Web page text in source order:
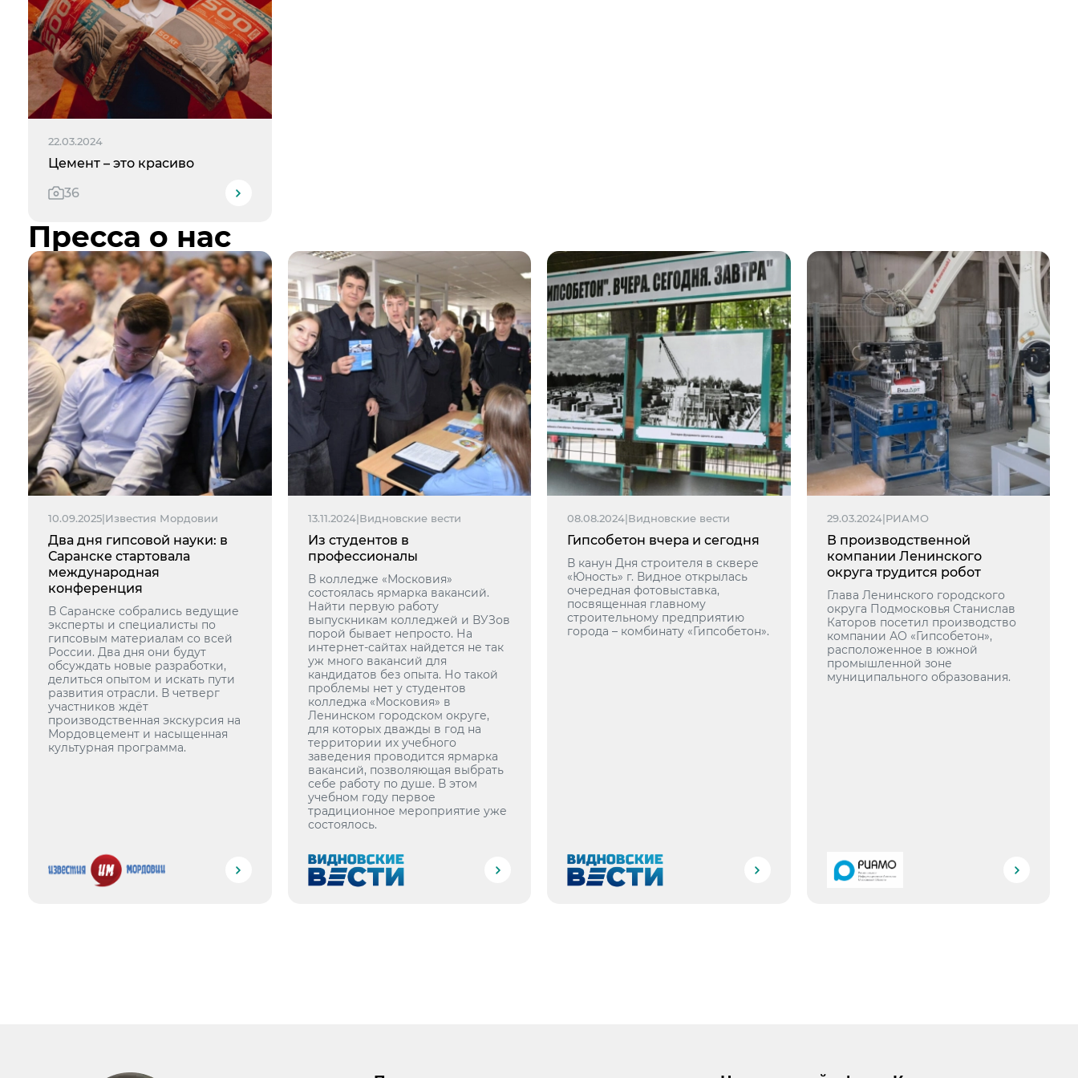
22.03.2024
Цемент – это красиво
36
Пресса о нас
10.09.2025|Известия Мордовии
Два дня гипсовой науки: в
Саранске стартовала
международная
конференция
В Саранске собрались ведущие
эксперты и специалисты по
гипсовым материалам со всей
России. Два дня они будут
обсуждать новые разработки,
делиться опытом и искать пути
развития отрасли. В четверг
участников ждёт
производственная экскурсия на
Мордовцемент и насыщенная
культурная программа.
13.11.2024|Видновские вести
Из студентов в
профессионалы
В колледже «Московия»
состоялась ярмарка вакансий.
Найти первую работу
выпускникам колледжей и ВУЗов
порой бывает непросто. На
интернет-сайтах найдется не так
уж много вакансий для
кандидатов без опыта. Но такой
проблемы нет у студентов
колледжа «Московия» в
Ленинском городском округе,
для которых дважды в год на
территории их учебного
заведения проводится ярмарка
вакансий, позволяющая выбрать
себе работу по душе. В этом
учебном году первое
традиционное мероприятие уже
состоялось.
08.08.2024|Видновские вести
Гипсобетон вчера и сегодня
В канун Дня строителя в сквере
«Юность» г. Видное открылась
очередная фотовыставка,
посвященная главному
строительному предприятию
города – комбинату «Гипсобетон».
29.03.2024|РИАМО
В производственной
компании Ленинского
округа трудится робот
Глава Ленинского городского
округа Подмосковья Станислав
Каторов посетил производство
компании АО «Гипсобетон»,
расположенное в южной
промышленной зоне
муниципального образования.